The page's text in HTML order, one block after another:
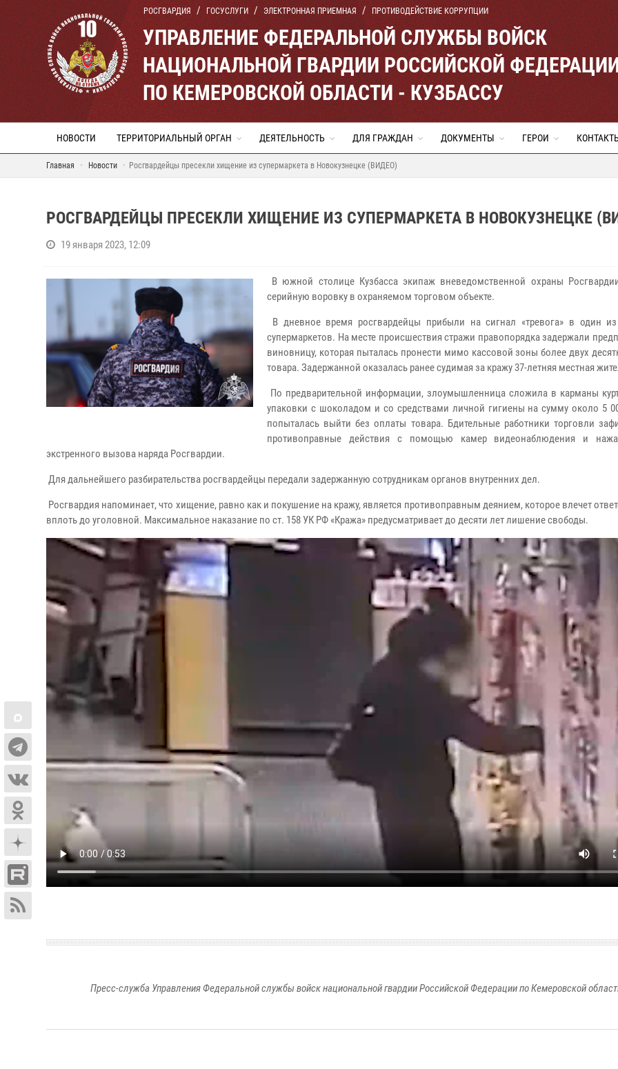
РОСГВАРДИЯ ГОСУСЛУГИ ЭЛЕКТРОННАЯ ПРИЕМНАЯ ПРОТИВОДЕЙСТВИЕ КОРРУПЦИИ
УПРАВЛЕНИЕ ФЕДЕРАЛЬНОЙ СЛУЖБЫ ВОЙСК
НАЦИОНАЛЬНОЙ ГВАРДИИ РОССИЙСКОЙ
ПО КЕМЕРОВСКОЙ ОБЛАСТИ - КУЗБАССУ
НОВОСТИ ТЕРРИТОРИАЛЬНЫЙ ОРГАН ДЕЯТЕЛЬНОСТЬ ДЛЯ ГРАЖДАН ДОКУМЕНТЫ ГЕРОИ
Главная Новости Росгвардейцы пресекли хищение из супермаркета в Новокузнецке (ВИДЕО)
РОСГВАРДЕЙЦЫ ПРЕСЕКЛИ ХИЩЕНИЕ ИЗ СУПЕРМАРКЕТА В НОВОКУЗНЕЦКЕ
19 января 2023, 12:09
В южной столице Кузбасса экипаж вневедомственной охраны
серийную воровку в охраняемом торговом объекте.
В дневное время росгвардейцы прибыли на сигнал «тревога» в один из
супермаркетов. На месте происшествия стражи правопорядка задержали
виновницу, которая пыталась пронести мимо кассовой зоны более двух
товара. Задержанной оказалась ранее судимая за кражу 37-летняя местная
По предварительной информации, злоумышленница сложила в карманы
упаковки с шоколадом и со средствами личной гигиены на сумму около 5
попыталась выйти без оплаты товара. Бдительные работники торговли
противоправные действия с помощью камер видеонаблюдения и
экстренного вызова наряда Росгвардии.
Для дальнейшего разбирательства росгвардейцы передали задержанную сотрудникам органов внутренних дел.
Росгвардия напоминает, что хищение, равно как и покушение на кражу, является противоправным деянием, которое влечет
вплоть до уголовной. Максимальное наказание по ст. 158 УК РФ «Кража» предусматривает до десяти лет лишение свободы.
Пресс-служба Управления Федеральной службы войск национальной гвардии Российской Федерации по Кемеровской